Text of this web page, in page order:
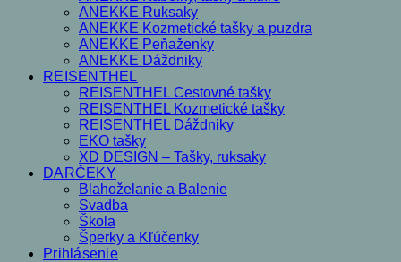
ANEKKE Ruksaky
ANEKKE Kozmetické tašky a puzdra
ANEKKE Peňaženky
ANEKKE Dáždniky
REISENTHEL
REISENTHEL Cestovné tašky
REISENTHEL Kozmetické tašky
REISENTHEL Dáždniky
EKO tašky
XD DESIGN – Tašky, ruksaky
DARČEKY
Blahoželanie a Balenie
Svadba
Škola
Šperky a Kľúčenky
Prihlásenie